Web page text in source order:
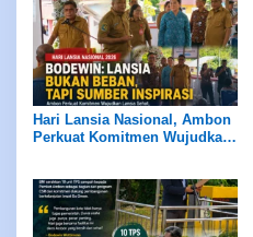
Hari Lansia Nasional, Ambon
Perkuat Komitmen Wujudkan